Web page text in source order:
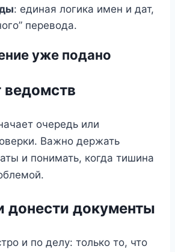
: единая логика имен и дат,
перевода.
уже подано
очередь или
Важно держать
и понимать, когда тишина
донести документы
и по делу: только то, что